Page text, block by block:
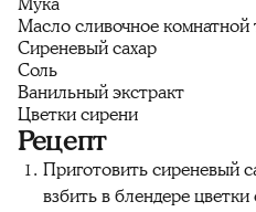
Масло сливочное комнатной
Сиреневый сахар
Соль
Ванильный экстракт
Цветки сирени
Рецепт
Приготовить сиреневый
взбить в блендере